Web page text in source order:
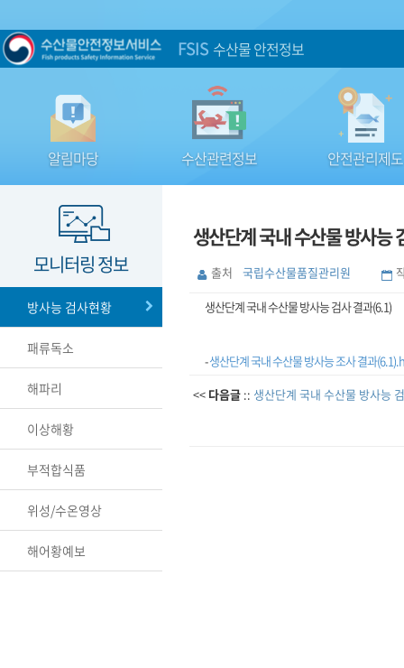
FSIS 수산물 안전정보
알림마당 수산관련정보 안전관리제도
모니터링 정보
방사능 검사현황
패류독소
해파리
이상해황
부적합식품
위성/수온영상
해어황예보
생산단계 국내 수산물 방사능
출처 국립수산물품질관리원
생산단계 국내 수산물 방사능 검사 결과(6.1)
-생산단계 국내 수산물 방사능 조사 결과
<< 다음글 :: 생산단계 국내 수산물 방사능